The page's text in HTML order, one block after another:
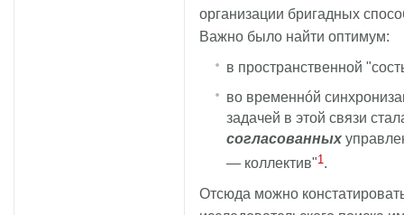
организации бригадных
Важно было найти оптимум:
в пространственной
во временнóй
задачей в этой связи
согласованных
— коллектив"1.
Отсюда можно